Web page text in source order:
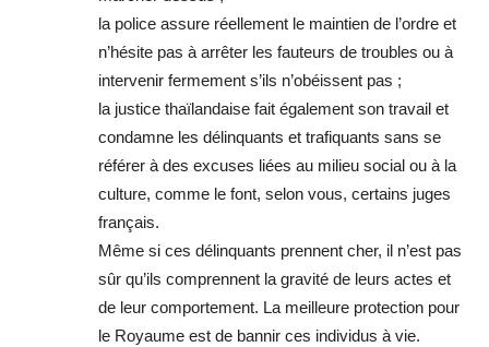
la police assure réellement le maintien de l’ordre et
n’hésite pas à arrêter les fauteurs de troubles ou à
intervenir fermement s’ils n’obéissent pas ;
la justice thaïlandaise fait également son travail et
condamne les délinquants et trafiquants sans se
référer à des excuses liées au milieu social ou à la
culture, comme le font, selon vous, certains juges
français.
Même si ces délinquants prennent cher, il n’est pas
sûr qu’ils comprennent la gravité de leurs actes et
de leur comportement. La meilleure protection pour
le Royaume est de bannir ces individus à vie.